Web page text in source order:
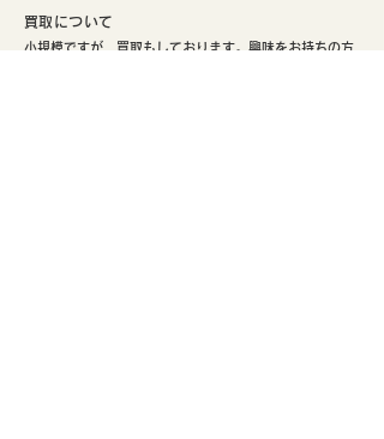
​買取について
小規模ですが、買取もしております。興味をお持ちの方